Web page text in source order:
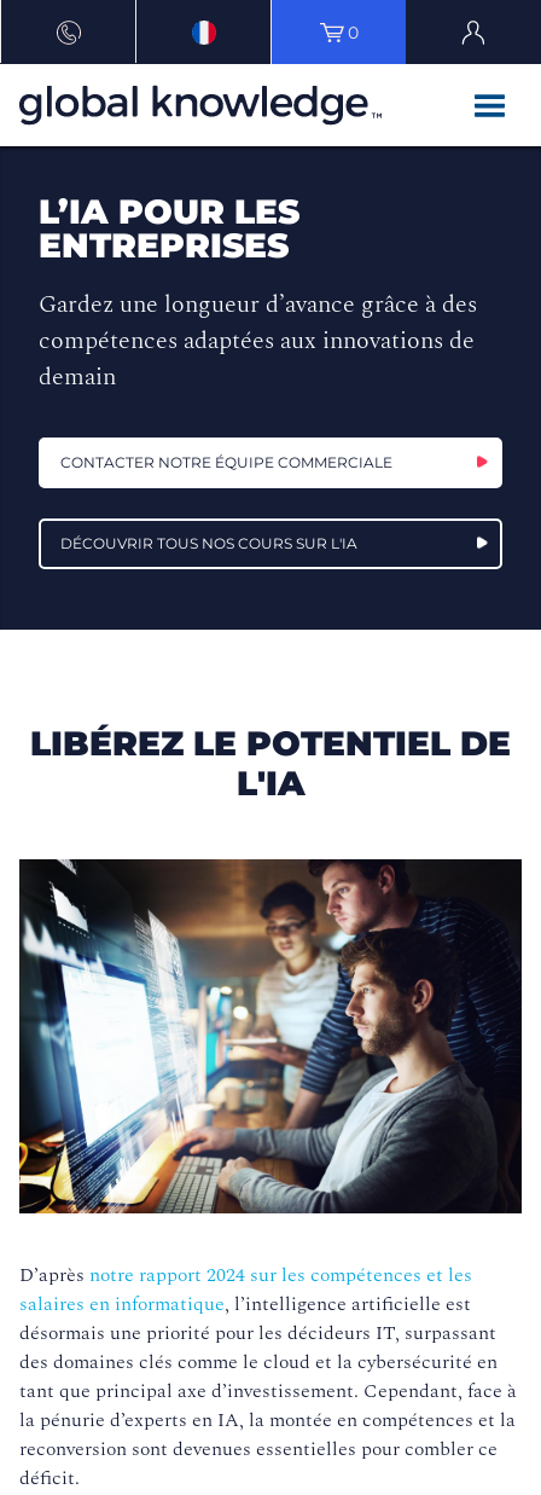
0
L’IA POUR LES
ENTREPRISES
Gardez une longueur d’avance grâce à des
compétences adaptées aux innovations de
demain
CONTACTER NOTRE ÉQUIPE COMMERCIALE
DÉCOUVRIR TOUS NOS COURS SUR L'IA
LIBÉREZ LE POTENTIEL DE
L'IA
D’après notre rapport 2024 sur les compétences et les
salaires en informatique, l’intelligence artificielle est
désormais une priorité pour les décideurs IT, surpassant
des domaines clés comme le cloud et la cybersécurité en
tant que principal axe d’investissement. Cependant, face à
la pénurie d’experts en IA, la montée en compétences et la
reconversion sont devenues essentielles pour combler ce
déficit.